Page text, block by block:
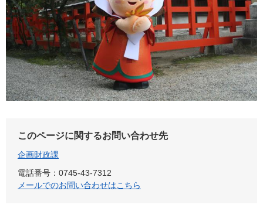
このページに関するお問い合わせ先
企画財政課
電話番号：0745-43-7312
メールでのお問い合わせはこちら